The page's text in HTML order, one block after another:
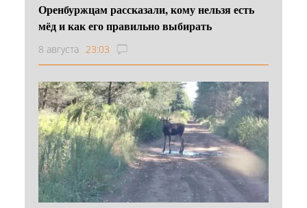
Оренбуржцам рассказали, кому нельзя есть
мёд и как его правильно выбирать
8 августа 23:03